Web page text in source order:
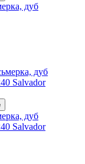
дуб
дуб
Salvador